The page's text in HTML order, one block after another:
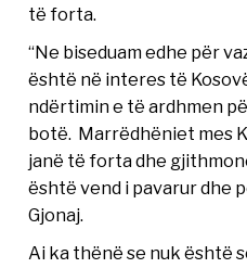
të forta.
“Ne biseduam edhe për
është në interes të
ndërtimin e të ardhmen
botë. Marrëdhëniet mes
janë të forta dhe
është vend i pavarur dhe
Gjonaj.
Ai ka thënë se nuk është